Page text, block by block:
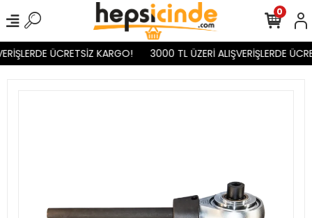
ÜCRETSİZ KARGO! 3000 TL ÜZERİ ALIŞVERİŞLERDE
0